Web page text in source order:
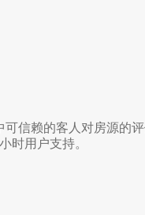
可信赖的客人对房源的
时用户支持。